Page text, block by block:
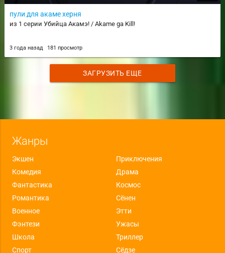
пули для акаме херня
из 1 серии Убийца Акамэ! / Akame ga Kill!
3 года назад 181 просмотр
ЗАГРУЗИТЬ ЕЩЕ
Жанры
Экшен
Приключения
Комедия
Драма
Фантастика
Космос
Романтика
Сёнен
Военное
Этти
Фэнтези
Ужасы
Школа
Триллер
Спорт
Сёдзе